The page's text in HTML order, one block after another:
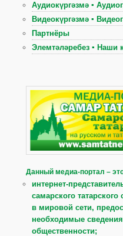
Аудиокүргәзмә ▪
Видеокүргәзмә ▪
Партнёры
Элемтәләребез ▪ Наши
Данный медиа-портал –
интернет-
самарского татарского
в мировой сети,
необходимые
общественности;